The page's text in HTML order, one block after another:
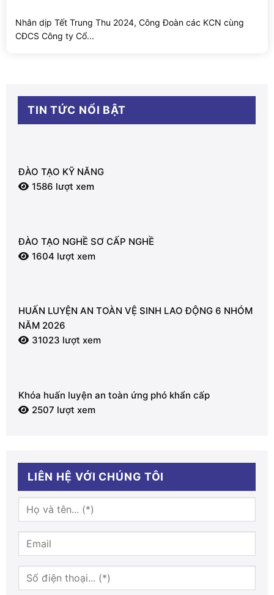
Nhân dịp Tết Trung Thu 2024, Công Đoàn các KCN cùng
CĐCS Công ty Cổ...
TIN TỨC NỔI BẬT
ĐÀO TẠO KỸ NĂNG
1586 lượt xem
ĐÀO TẠO NGHỀ SƠ CẤP NGHỀ
1604 lượt xem
HUẤN LUYỆN AN TOÀN VỆ SINH LAO ĐỘNG 6 NHÓM
NĂM 2026
31023 lượt xem
Khóa huấn luyện an toàn ứng phó khẩn cấp
2507 lượt xem
LIÊN HỆ VỚI CHÚNG TÔI